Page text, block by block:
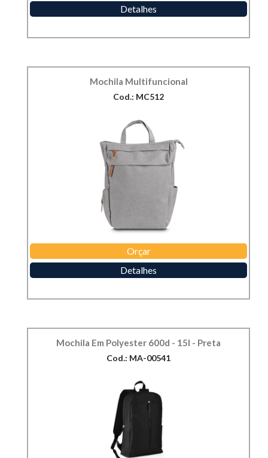
Detalhes
Mochila Multifuncional
Cod.: MC512
Orçar
Detalhes
Mochila Em Polyester 600d - 15l - Preta
Cod.: MA-00541